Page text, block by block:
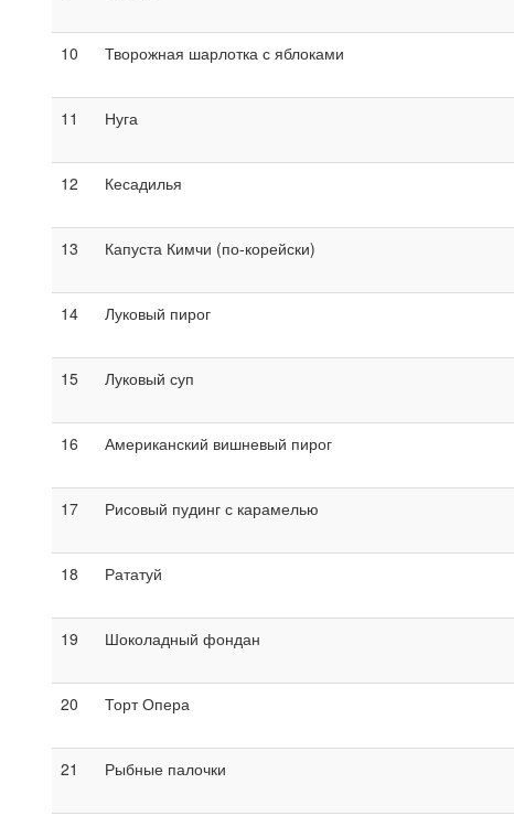
10 Творожная шарлотка с яблоками
11 Нуга
12 Кесадилья
13 Капуста Кимчи (по-корейски)
14 Луковый пирог
15 Луковый суп
16 Американский вишневый пирог
17 Рисовый пудинг с карамелью
18 Рататуй
19 Шоколадный фондан
20 Торт Опера
21 Рыбные палочки